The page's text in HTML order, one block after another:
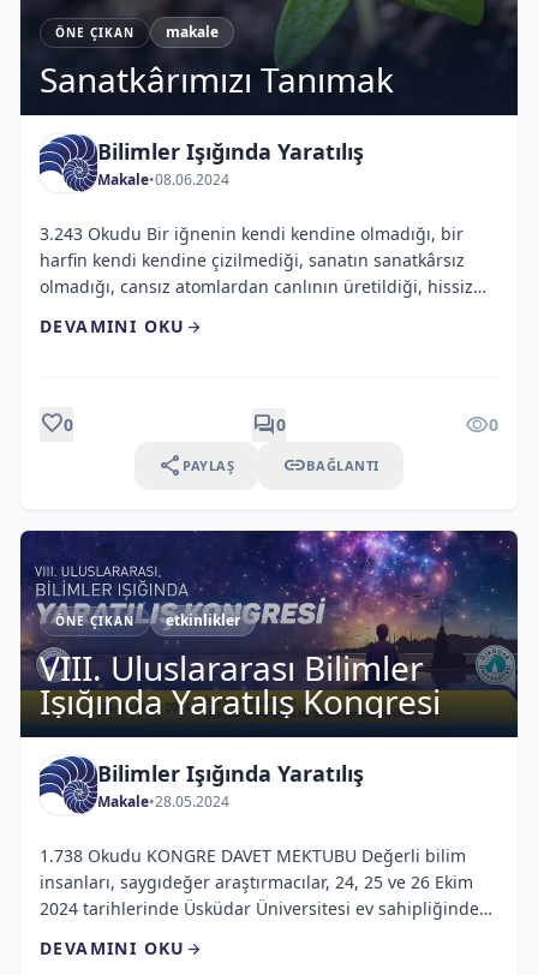
ÖNE ÇIKAN makale
Sanatkârımızı Tanımak
Bilimler Işığında Yaratılış
Makale•08.06.2024
3.243 Okudu Bir iğnenin kendi kendine olmadığı, bir
harfin kendi kendine çizilmediği, sanatın sanatkârsız
olmadığı, cansız atomlardan canlının üretildiği, hissiz
aklın yaratıldığı, bitkilerin çekirdeklerine sıkıştırıldığı,
bir evrende yaşıyoruz. Yüz küsur elementten oluşan
DEVAMINI OKU arrow_forward
favorite0 forum0 visibility0
share PAYLAŞ linkBAĞLANTI
ÖNE ÇIKAN etkinlikler
VIII. Uluslararası Bilimler
Işığında Yaratılış Kongresi
Bilimler Işığında Yaratılış
Makale•28.05.2024
1.738 Okudu KONGRE DAVET MEKTUBU Değerli bilim
insanları, saygıdeğer araştırmacılar, 24, 25 ve 26 Ekim
2024 tarihlerinde Üsküdar Üniversitesi ev sahipliğinde
temalı “VIII. ULUSLARARASI BİLİMLER IŞIĞINDA
DEVAMINI OKU arrow_forward